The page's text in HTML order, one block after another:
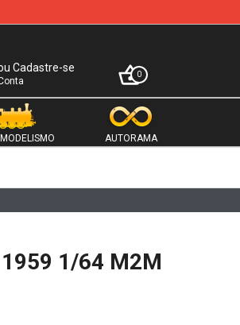
Cadastre-se
0
AUTORAMA
1959 1/64 M2M